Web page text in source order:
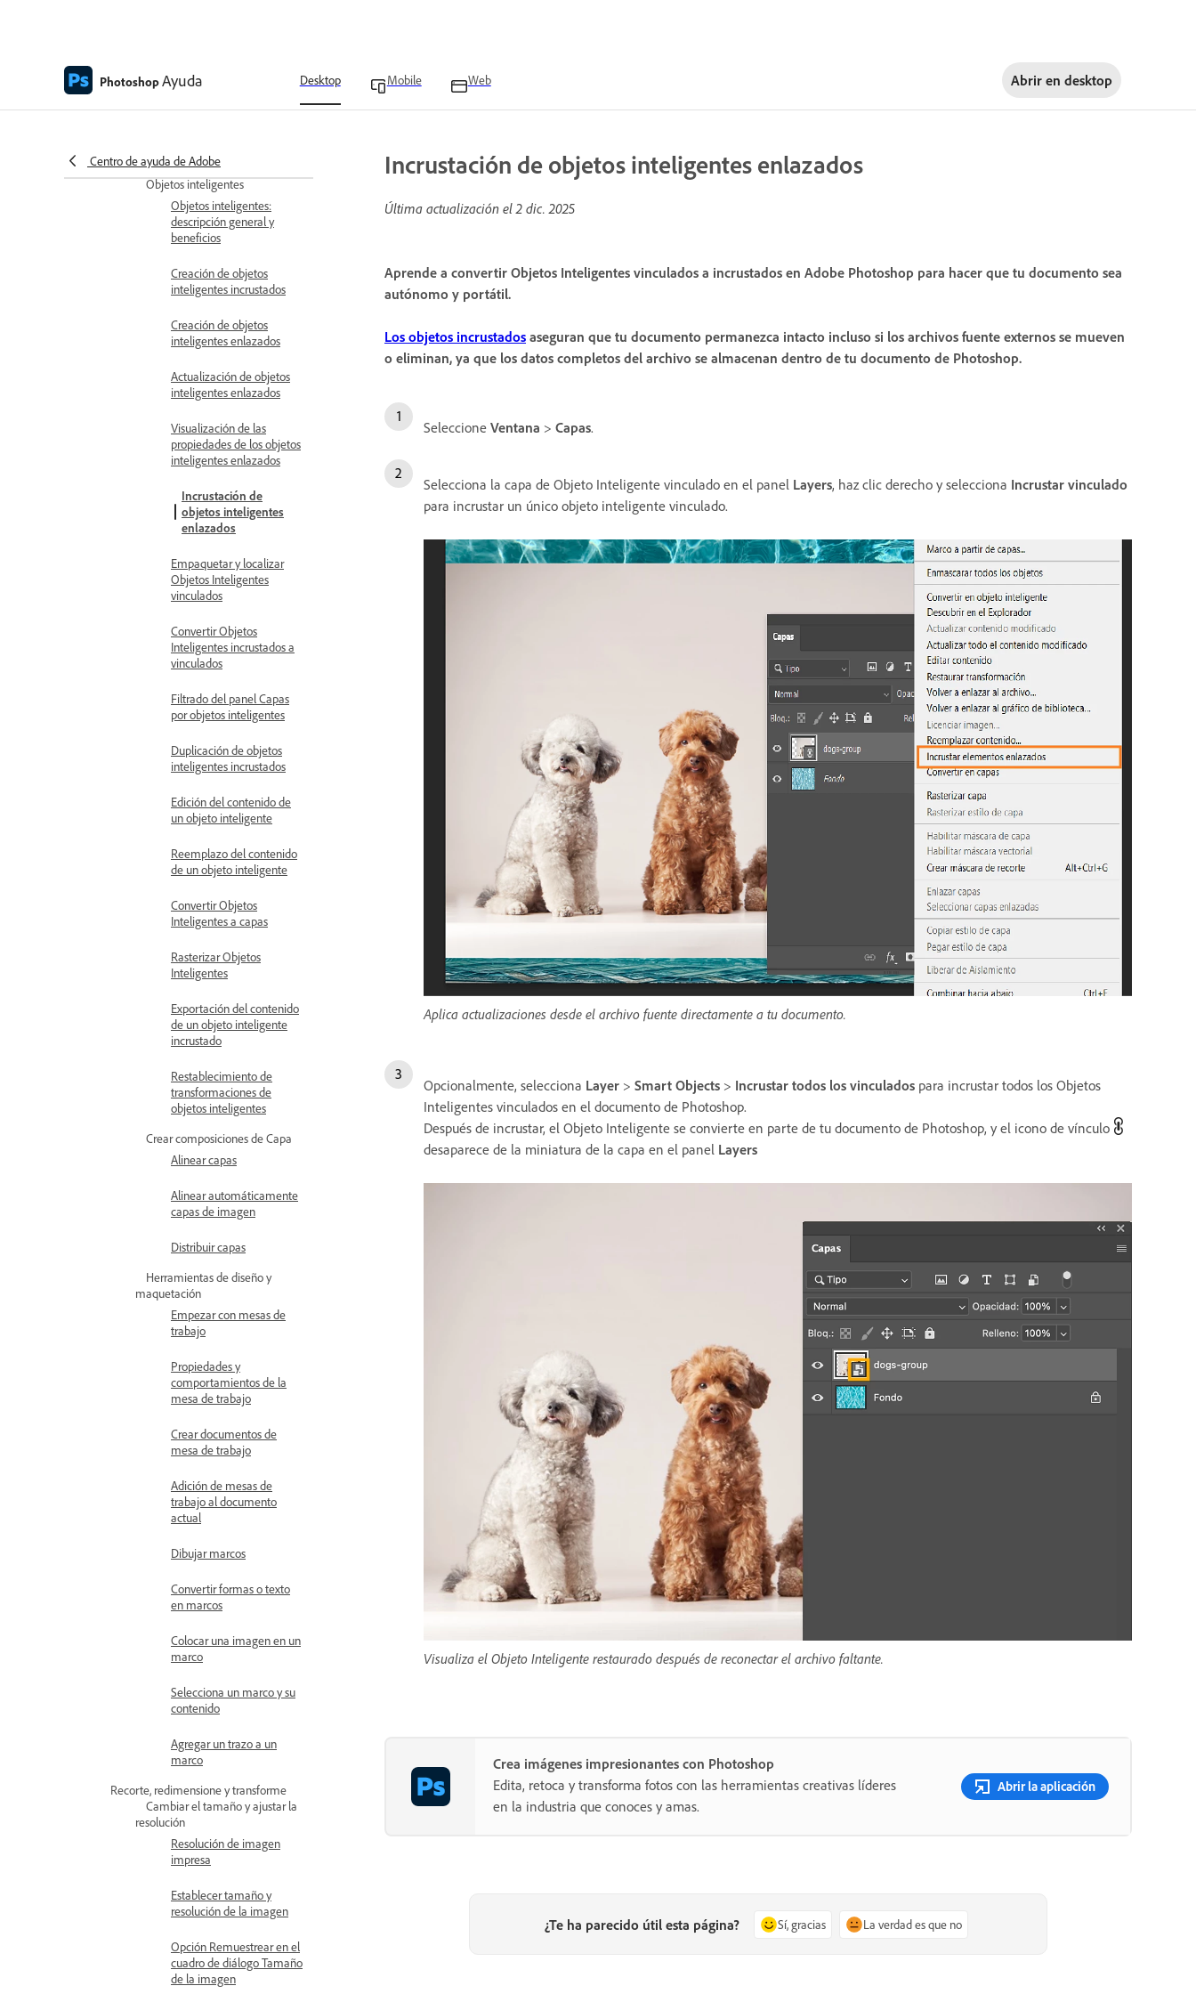
PhotoshopAyuda Desktop Mobile Web Abrir en desktop
Centro de ayuda de Adobe
Trabajar con estilos de
capas de imagen
Objetos inteligentes
Objetos inteligentes:
descripción general y
beneficios
Creación de objetos
inteligentes incrustados
Creación de objetos
inteligentes enlazados
Actualización de objetos
inteligentes enlazados
Visualización de las
propiedades de los objetos
inteligentes enlazados
Incrustación de
objetos inteligentes
enlazados
Empaquetar y localizar
Objetos Inteligentes
vinculados
Convertir Objetos
Inteligentes incrustados a
vinculados
Filtrado del panel Capas
por objetos inteligentes
Duplicación de objetos
inteligentes incrustados
Edición del contenido de
un objeto inteligente
Reemplazo del contenido
de un objeto inteligente
Convertir Objetos
Inteligentes a capas
Rasterizar Objetos
Inteligentes
Exportación del contenido
de un objeto inteligente
incrustado
Restablecimiento de
transformaciones de
objetos inteligentes
Crear composiciones de Capa
Alinear capas
Alinear automáticamente
capas de imagen
Distribuir capas
Herramientas de diseño y
maquetación
Empezar con mesas de
trabajo
Propiedades y
comportamientos de la
mesa de trabajo
Crear documentos de
mesa de trabajo
Adición de mesas de
trabajo al documento
actual
Dibujar marcos
Convertir formas o texto
en marcos
Colocar una imagen en un
marco
Selecciona un marco y su
contenido
Agregar un trazo a un
marco
Recorte, redimensione y transforme
Cambiar el tamaño y ajustar la
resolución
Resolución de imagen
impresa
Establecer tamaño y
resolución de la imagen
Opción Remuestrear en el
cuadro de diálogo Tamaño
de la imagen
Incrustación de objetos inteligentes enlazados
Última actualización el2 dic. 2025
Aprende a convertir Objetos Inteligentes vinculados a incrustados en Adobe Photoshop para hacer que tu documento sea
autónomo y portátil.
Los objetos incrustados aseguran que tu documento permanezca intacto incluso si los archivos fuente externos se mueven
o eliminan, ya que los datos completos del archivo se almacenan dentro de tu documento de Photoshop.
Seleccione Ventana > Capas.
Selecciona la capa de Objeto Inteligente vinculado en el panel Layers, haz clic derecho y selecciona Incrustar vinculado
para incrustar un único objeto inteligente vinculado.
Aplica actualizaciones desde el archivo fuente directamente a tu documento.
Opcionalmente, selecciona Layer > Smart Objects > Incrustar todos los vinculados para incrustar todos los Objetos
Inteligentes vinculados en el documento de Photoshop.
Después de incrustar, el Objeto Inteligente se convierte en parte de tu documento de Photoshop, y el icono de vínculo
desaparece de la miniatura de la capa en el panel Layers
Visualiza el Objeto Inteligente restaurado después de reconectar el archivo faltante.
Crea imágenes impresionantes con Photoshop
Edita, retoca y transforma fotos con las herramientas creativas líderes
en la industria que conoces y amas.
Abrir la aplicación
¿Te ha parecido útil esta página? Sí, gracias La verdad es que no